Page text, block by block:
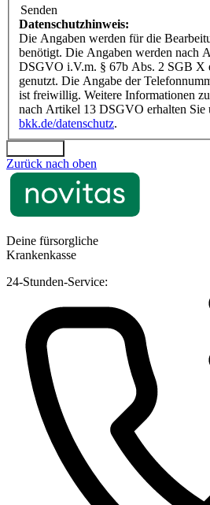
Senden
Datenschutzhinweis:
Die Angaben werden für die
benötigt. Die Angaben werden nach
DSGVO i.V.m. § 67b Abs. 2 SGB X
genutzt. Die Angabe der
ist freiwillig. Weitere Informationen
nach Artikel 13 DSGVO erhalten Sie
bkk.de/datenschutz.
Zurück nach oben
Deine fürsorgliche
Krankenkasse
24-Stunden-Service: